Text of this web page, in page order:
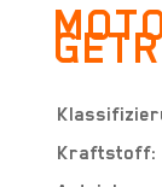
Kraftstoff: